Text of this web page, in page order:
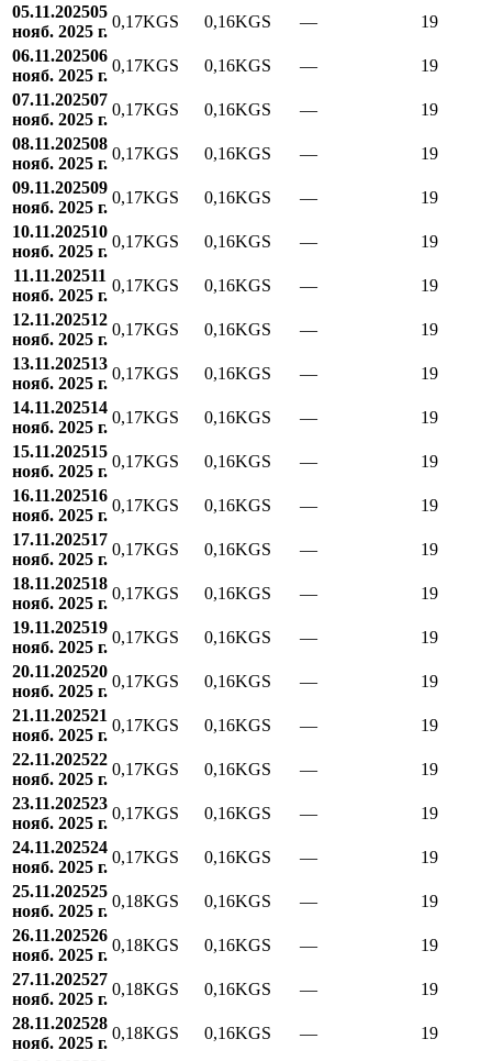
05.11.202505
нояб. 2025 г.
0,17KGS 0,16KGS —
19
06.11.202506
нояб. 2025 г.
0,17KGS 0,16KGS —
19
07.11.202507
нояб. 2025 г.
0,17KGS 0,16KGS —
19
08.11.202508
нояб. 2025 г.
0,17KGS 0,16KGS —
19
09.11.202509
нояб. 2025 г.
0,17KGS 0,16KGS —
19
10.11.202510
нояб. 2025 г.
0,17KGS 0,16KGS —
19
11.11.202511
нояб. 2025 г.
0,17KGS 0,16KGS —
19
12.11.202512
нояб. 2025 г.
0,17KGS 0,16KGS —
19
13.11.202513
нояб. 2025 г.
0,17KGS 0,16KGS —
19
14.11.202514
нояб. 2025 г.
0,17KGS 0,16KGS —
19
15.11.202515
нояб. 2025 г.
0,17KGS 0,16KGS —
19
16.11.202516
нояб. 2025 г.
0,17KGS 0,16KGS —
19
17.11.202517
нояб. 2025 г.
0,17KGS 0,16KGS —
19
18.11.202518
нояб. 2025 г.
0,17KGS 0,16KGS —
19
19.11.202519
нояб. 2025 г.
0,17KGS 0,16KGS —
19
20.11.202520
нояб. 2025 г.
0,17KGS 0,16KGS —
19
21.11.202521
нояб. 2025 г.
0,17KGS 0,16KGS —
19
22.11.202522
нояб. 2025 г.
0,17KGS 0,16KGS —
19
23.11.202523
нояб. 2025 г.
0,17KGS 0,16KGS —
19
24.11.202524
нояб. 2025 г.
0,17KGS 0,16KGS —
19
25.11.202525
нояб. 2025 г.
0,18KGS 0,16KGS —
19
26.11.202526
нояб. 2025 г.
0,18KGS 0,16KGS —
19
27.11.202527
нояб. 2025 г.
0,18KGS 0,16KGS —
19
28.11.202528
нояб. 2025 г.
0,18KGS 0,16KGS —
19